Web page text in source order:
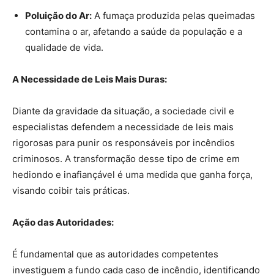
Poluição do Ar: A fumaça produzida pelas queimadas
contamina o ar, afetando a saúde da população e a
qualidade de vida.
A Necessidade de Leis Mais Duras:
Diante da gravidade da situação, a sociedade civil e
especialistas defendem a necessidade de leis mais
rigorosas para punir os responsáveis por incêndios
criminosos. A transformação desse tipo de crime em
hediondo e inafiançável é uma medida que ganha força,
visando coibir tais práticas.
Ação das Autoridades:
É fundamental que as autoridades competentes
investiguem a fundo cada caso de incêndio, identificando